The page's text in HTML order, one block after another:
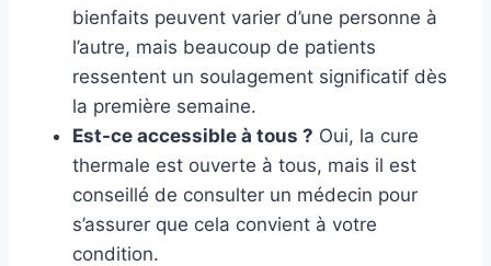
bienfaits peuvent varier d’une personne à
l’autre, mais beaucoup de patients
ressentent un soulagement significatif dès
la première semaine.
Est-ce accessible à tous ? Oui, la cure
thermale est ouverte à tous, mais il est
conseillé de consulter un médecin pour
s’assurer que cela convient à votre
condition.